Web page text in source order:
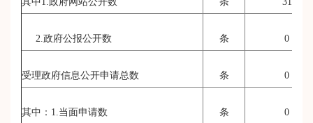
2. 政府公报公开数 条 0
受理政府信息公开申请总数 条 0
其中： 1. 当面申请数 条 0